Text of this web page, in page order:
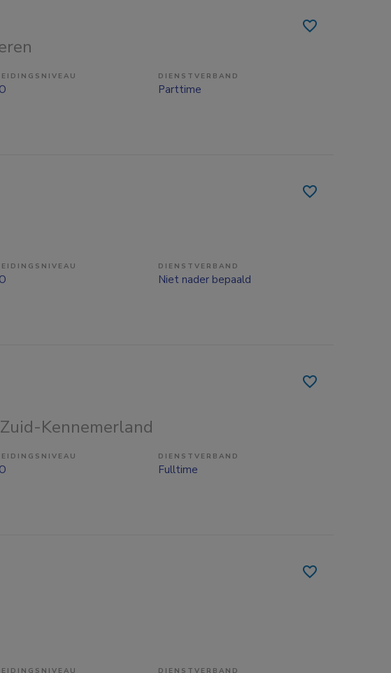
DIENSTVERBAND
Parttime
DIENSTVERBAND
Niet nader bepaald
Kennemerland
DIENSTVERBAND
Fulltime
DIENSTVERBAND